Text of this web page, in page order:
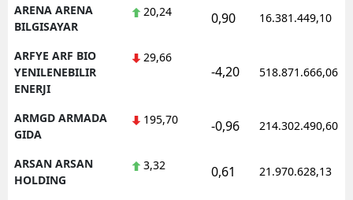
ARENA ARENA
BILGISAYAR
20,24 0,90 16.381.449,10
ARFYE ARF BIO
YENILENEBILIR
ENERJI
29,66
-4,20 518.871.666,06
ARMGD ARMADA
GIDA
195,70 -0,96 214.302.490,60
ARSAN ARSAN
HOLDING
3,32 0,61 21.970.628,13